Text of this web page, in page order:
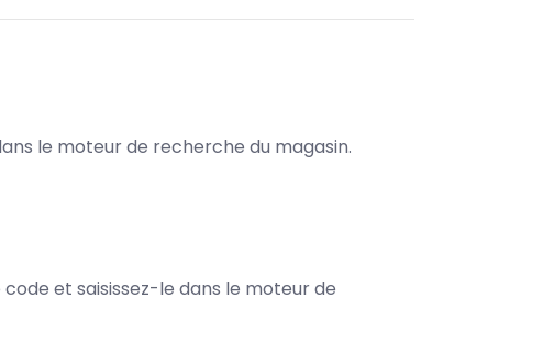
le moteur de recherche du magasin.
et saisissez-le dans le moteur de